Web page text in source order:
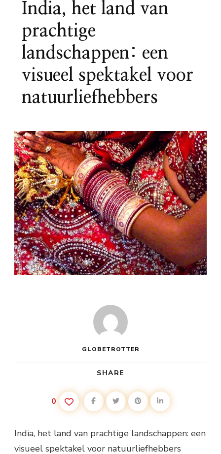
India, het land van
prachtige
landschappen: een
visueel spektakel voor
natuurliefhebbers
GLOBETROTTER
SHARE
0
India, het land van prachtige landschappen: een
visueel spektakel voor natuurliefhebbers